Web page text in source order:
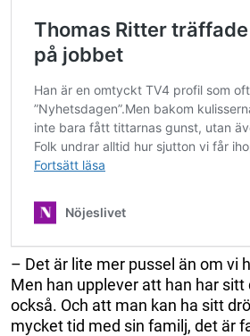
– Det är lite mer pussel än om vi
Men han upplever att han har sitt
också. Och att man kan ha sitt
mycket tid med sin familj, det är